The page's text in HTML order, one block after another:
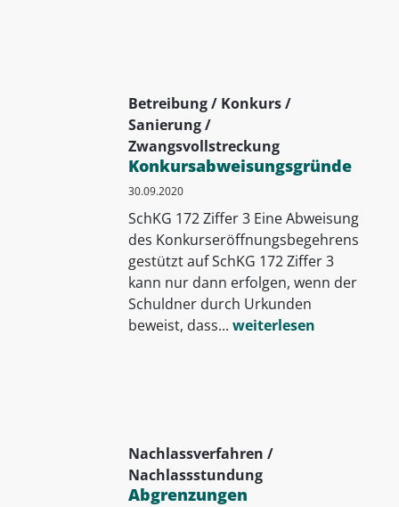
Betreibung / Konkurs /
Sanierung /
Zwangsvollstreckung
Konkursabweisungsgründe
30.09.2020
SchKG 172 Ziffer 3 Eine Abweisung
des Konkurseröffnungsbegehrens
gestützt auf SchKG 172 Ziffer 3
kann nur dann erfolgen, wenn der
Schuldner durch Urkunden
beweist, dass... weiterlesen
Nachlassverfahren /
Nachlassstundung
Abgrenzungen